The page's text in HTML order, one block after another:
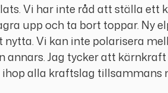
Vi har inte råd att ställa
upp och ta bort toppar. Ny
Vi kan inte polarisera
Jag tycker att
alla kraftslag tillsammans